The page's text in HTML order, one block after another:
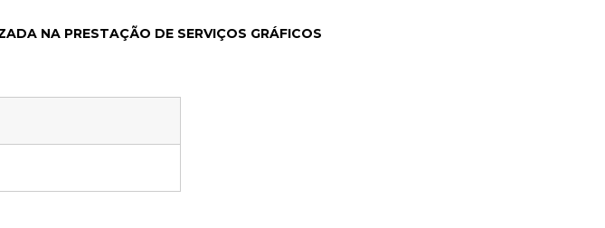
NA PRESTAÇÃO DE SERVIÇOS GRÁFICOS